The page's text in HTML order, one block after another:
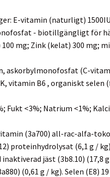
E-vitamin (naturligt)
- biotillgängligt för
mg; Zink (kelat) 300 mg;
(C-
vitamin B6 , organiskt selen
Fukt <3%; Natrium <1%;
(3a700) all-rac-alfa-
proteinhydrolysat (6,1 g /
jäst (3b8.10) (17,8
(0,61 g / kg). Selen (E8)